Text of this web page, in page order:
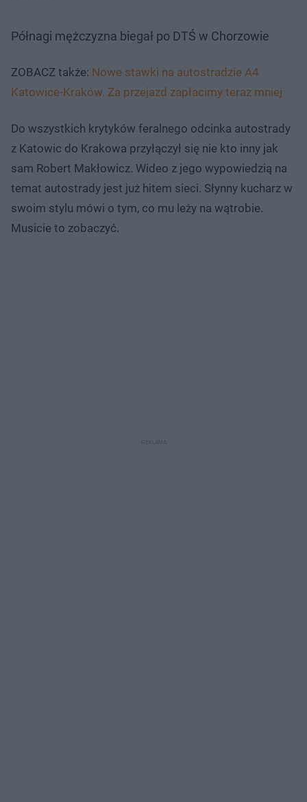
Półnagi mężczyzna biegał po DTŚ w Chorzowie
ZOBACZ także: Nowe stawki na autostradzie A4
Katowice-Kraków. Za przejazd zapłacimy teraz mniej
Do wszystkich krytyków feralnego odcinka autostrady
z Katowic do Krakowa przyłączył się nie kto inny jak
sam Robert Makłowicz. Wideo z jego wypowiedzią na
temat autostrady jest już hitem sieci. Słynny kucharz w
swoim stylu mówi o tym, co mu leży na wątrobie.
Musicie to zobaczyć.